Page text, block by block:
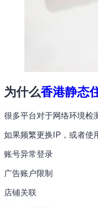
为什么香港静态
很多平台对于网络环境检
如果频繁更换IP，或者使
账号异常登录
广告账户限制
店铺关联